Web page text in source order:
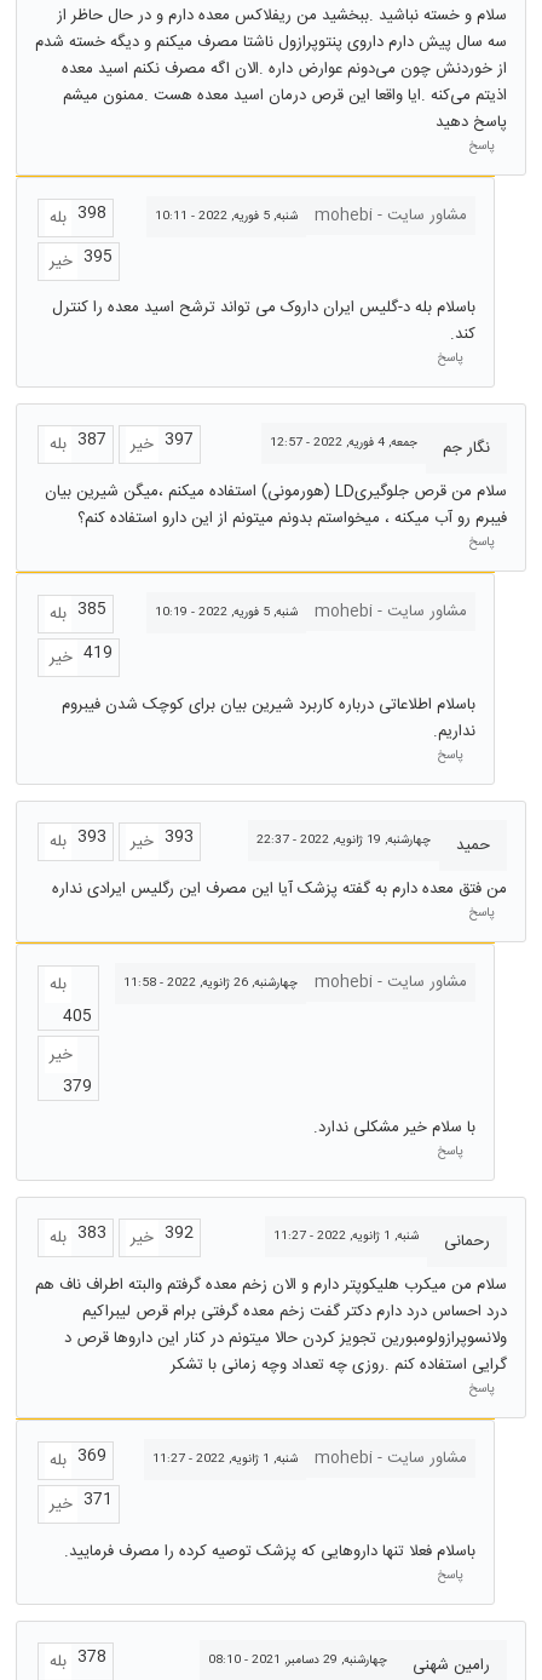
سلام و خسته نباشید .ببخشید من ریفلاکس معده دارم و در حال حاظر از
سه سال پیش دارم داروی پنتوپرازول ناشتا مصرف میکنم و دیگه خسته شدم
از خوردنش چون می‌دونم عوارض داره .الان اگه مصرف نکنم اسید معده
اذیتم می‌کنه .ایا واقعا این قرص درمان اسید معده هست .ممنون میشم
پاسخ دهید
پاسخ
مشاور سایت - mohebi شنبه, 5 فوریه, 2022 - 10:11 بله 398
خیر 395
باسلام بله د-گلیس ایران داروک می تواند ترشح اسید معده را کنترل
کند.
پاسخ
نگار جم جمعه, 4 فوریه, 2022 - 12:57 بله 387 خیر 397
سلام من قرص جلوگیریLD (هورمونی) استفاده میکنم ،میگن شیرین بیان
فیبرم رو آب میکنه ، میخواستم بدونم میتونم از این دارو استفاده کنم؟
پاسخ
مشاور سایت - mohebi شنبه, 5 فوریه, 2022 - 10:19 بله 385
خیر 419
باسلام اطلاعاتی درباره کاربرد شیرین بیان برای کوچک شدن فیبروم
نداریم.
پاسخ
حمید چهارشنبه, 19 ژانویه, 2022 - 22:37 بله 393 خیر 393
من فتق معده دارم به گفته پزشک آیا این مصرف این رگلیس ایرادی نداره
پاسخ
مشاور سایت - mohebi چهارشنبه, 26 ژانویه, 2022 - 11:58
بله
405
خیر
379
با سلام خیر مشکلی ندارد.
پاسخ
رحمانی شنبه, 1 ژانویه, 2022 - 11:27 بله 383 خیر 392
سلام من میکرب هلیکوپتر دارم و الان زخم معده گرفتم والبته اطراف ناف هم
درد احساس درد دارم دکتر گفت زخم معده گرفتی برام قرص لیبراکیم
ولانسوپرازولومبورین تجویز کردن حالا میتونم در کنار این داروها قرص د
گرایی استفاده کنم .روزی چه تعداد وچه زمانی با تشکر
پاسخ
مشاور سایت - mohebi شنبه, 1 ژانویه, 2022 - 11:27 بله 369
خیر 371
باسلام فعلا تنها داروهایی که پزشک توصیه کرده را مصرف فرمایید.
پاسخ
رامین شهنی چهارشنبه, 29 دسامبر, 2021 - 08:10 بله 378